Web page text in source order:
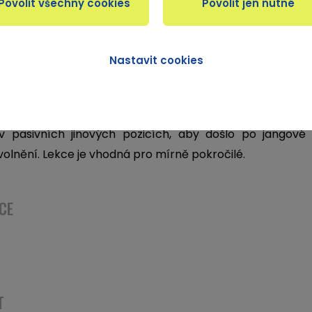
pasivních jinových pozicích, aby došlo po jangové
Lekce je vhodná pro mírně pokročilé.
Nastavit cookies